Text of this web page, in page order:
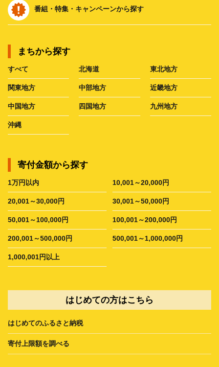
番組・特集・キャンペーンから探す
まちから探す
すべて 北海道 東北地方
関東地方 中部地方 近畿地方
中国地方 四国地方 九州地方
沖縄
寄付金額から探す
1万円以内 10,001～20,000円
20,001～30,000円 30,001～50,000円
50,001～100,000円 100,001～200,000円
200,001～500,000円 500,001～1,000,000円
1,000,001円以上
はじめての方はこちら
はじめてのふるさと納税
寄付上限額を調べる